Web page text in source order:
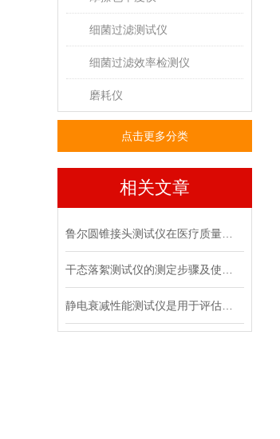
细菌过滤测试仪
细菌过滤效率检测仪
磨耗仪
点击更多分类
相关文章